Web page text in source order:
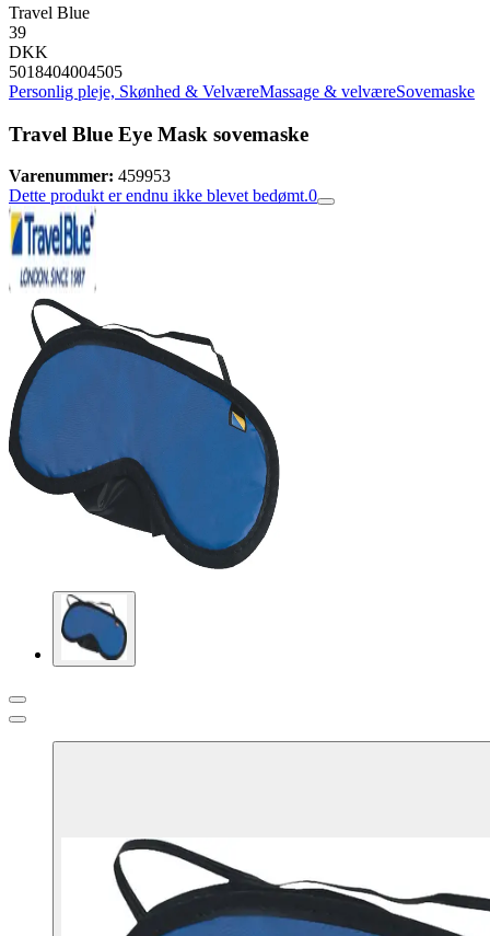
Travel Blue
39
DKK
5018404004505
Personlig pleje, Skønhed & VelværeMassage & velværeSovemaske
Travel Blue Eye Mask sovemaske
Varenummer: 459953
Dette produkt er endnu ikke blevet bedømt.0